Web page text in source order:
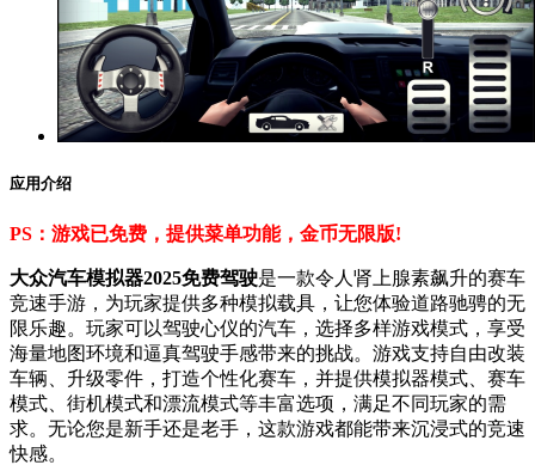
应用介绍
PS：游戏已免费，提供菜单功能，金币无限版!
大众汽车模拟器2025免费驾驶是一款令人肾上腺素飙升的赛车
竞速手游，为玩家提供多种模拟载具，让您体验道路驰骋的无
限乐趣。玩家可以驾驶心仪的汽车，选择多样游戏模式，享受
海量地图环境和逼真驾驶手感带来的挑战。游戏支持自由改装
车辆、升级零件，打造个性化赛车，并提供模拟器模式、赛车
模式、街机模式和漂流模式等丰富选项，满足不同玩家的需
求。无论您是新手还是老手，这款游戏都能带来沉浸式的竞速
快感。